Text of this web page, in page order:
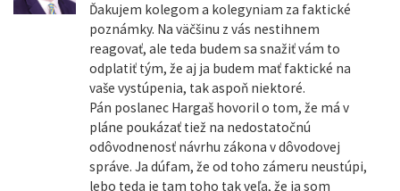
Ďakujem kolegom a kolegyniam za faktické
poznámky. Na väčšinu z vás nestihnem
reagovať, ale teda budem sa snažiť vám to
odplatiť tým, že aj ja budem mať faktické na
vaše vystúpenia, tak aspoň niektoré.
Pán poslanec Hargaš hovoril o tom, že má v
pláne poukázať tiež na nedostatočnú
odôvodnenosť návrhu zákona v dôvodovej
správe. Ja dúfam, že od toho zámeru neustúpi,
lebo teda je tam toho tak veľa, že ja som